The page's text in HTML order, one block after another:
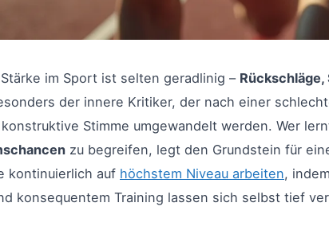
im Sport ist selten geradlinig –
der innere Kritiker, der nach einer
Stimme umgewandelt werden. Wer
zu begreifen, legt den Grundstein für
kontinuierlich auf höchstem Niveau arbeiten,
konsequentem Training lassen sich selbst tief